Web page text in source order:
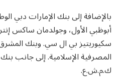
بالإضافة إلى بنك الإمارات
أبوظبي الأول، وجولدمان ساكس
سكيوريتيز بي ال سي. وبنك
المصرفية الإسلامية. إلى جانب
ك.م.ش.ع.